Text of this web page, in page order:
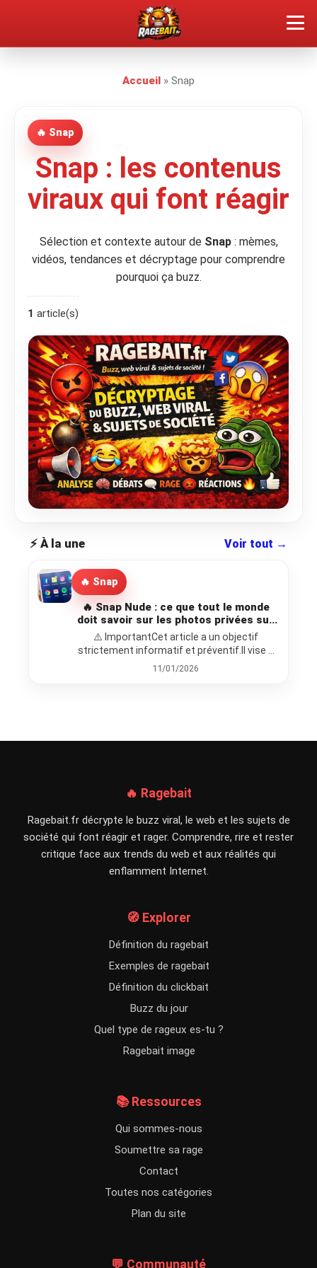
ÇA FAIT RÉAGIR
🔥 VOIR LE BUZZ
Accueil » Snap
🔥 Snap
Snap : les contenus
viraux qui font réagir
Sélection et contexte autour de Snap: mèmes,
vidéos, tendances et décryptage pour comprendre
pourquoi ça buzz.
1 article(s)
⚡ À la une Voir tout →
🔥 Snap
🔥 Snap Nude : ce que tout le monde
doit savoir sur les photos privées sur
Snapchat
⚠️ ImportantCet article a un objectif
strictement informatif et préventif.Il vise à
expliquer les risques liés au partage…
11/01/2026
🔥 Ragebait
Ragebait.fr décrypte le buzz viral, le web et les sujets de
société qui font réagir et rager. Comprendre, rire et rester
critique face aux trends du web et aux réalités qui
enflamment Internet.
🧭 Explorer
Définition du ragebait
Exemples de ragebait
Définition du clickbait
Buzz du jour
Quel type de rageux es-tu ?
Ragebait image
📚 Ressources
Qui sommes-nous
Soumettre sa rage
Contact
Toutes nos catégories
Plan du site
💬 Communauté